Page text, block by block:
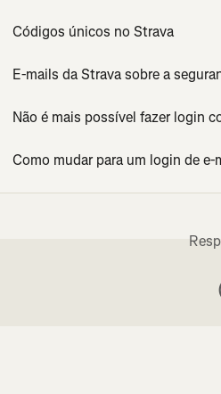
Códigos únicos no Strava
E-mails da Strava sobre a
Não é mais possível fazer login
Como mudar para um login de